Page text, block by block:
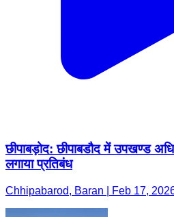
छीपाबड़ोद: छीपाबडौद में उपखण्ड
लगाया प्रतिबंध
Chhipabarod, Baran | Feb 17,